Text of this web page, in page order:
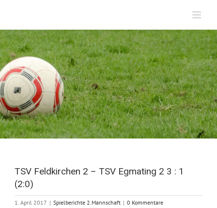
springen
TSV Feldkirchen 2 – TSV Egmating 2 3 : 1
(2:0)
1. April 2017 | Spielberichte 2.Mannschaft | 0 Kommentare